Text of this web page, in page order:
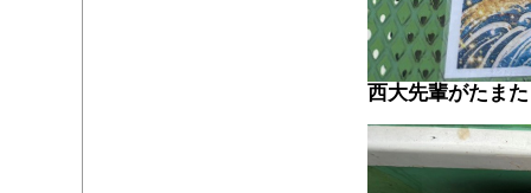
西大先輩がたま